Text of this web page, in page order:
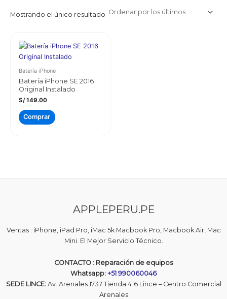
Mostrando el único resultado
Batería iPhone
Batería iPhone SE 2016
Original Instalado
S/149.00
Comprar
APPLEPERU.PE
Ventas : iPhone, iPad Pro, iMac 5k Macbook Pro, Macbook Air, Mac
Mini. El Mejor Servicio Técnico.
CONTACTO : Reparación de equipos
Whatsapp: +51 990060046
SEDE LINCE: Av. Arenales 1737 Tienda 416 Lince – Centro Comercial
Arenales